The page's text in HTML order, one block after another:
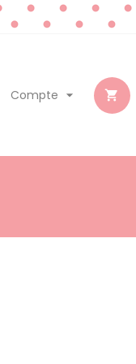

Compte 